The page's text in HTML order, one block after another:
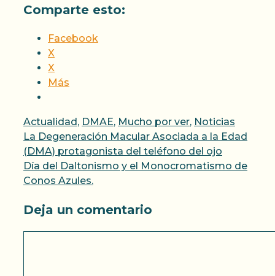
Comparte esto:
Facebook
X
X
Más
Categorías
Actualidad, DMAE, Mucho por ver, Noticias
La Degeneración Macular Asociada a la Edad
(DMA) protagonista del teléfono del ojo
Día del Daltonismo y el Monocromatismo de
Conos Azules.
Deja un comentario